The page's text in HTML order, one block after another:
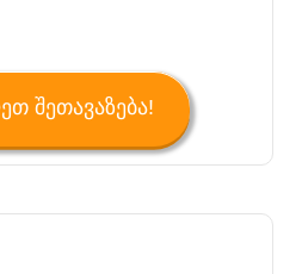
Შეთავაზება!